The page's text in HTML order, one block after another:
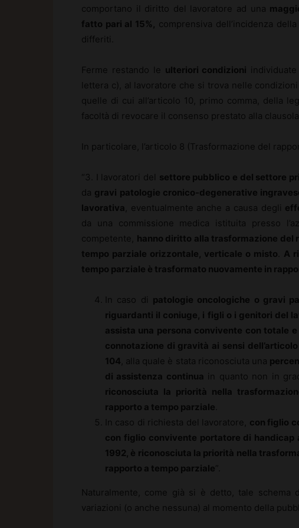
comportano il diritto del lavoratore ad una
fatto pari al 15%, comprensiva dell’incidenza
differiti.
Ferme restando le ulteriori condizioni
lettera c), al lavoratore che si trova nelle
quelle di cui all’articolo 10, primo comma, della
facoltà di revocare il consenso prestato alla
In particolare, l’articolo 8 (Trasformazione del
“3. I lavoratori del settore pubblico e del settore
da gravi patologie cronico-degenerative
lavorativa
, eventualmente anche a causa degli
da una commissione medica istituita presso
competente, hanno diritto alla trasformazione del
tempo parziale orizzontale, verticale o misto
A
tempo parziale è trasformato nuovamente in
In caso di patologie oncologiche o gravi
riguardanti il coniuge, i figli o i genitori del
assista una persona convivente con totale
connotazione di gravità ai sensi
104 , alla quale è stata riconosciuta una
di assistenza continua in quanto non in
riconosciuta la priorità nella
rapporto a tempo parziale
In caso di richiesta del lavoratore, con figlio
con figlio convivente portatore di handicap
1992, è riconosciuta la priorità nella
rapporto a tempo parziale”.
Naturalmente, come già si è detto, tale schema
variazioni (o anche nessuna) al momento della